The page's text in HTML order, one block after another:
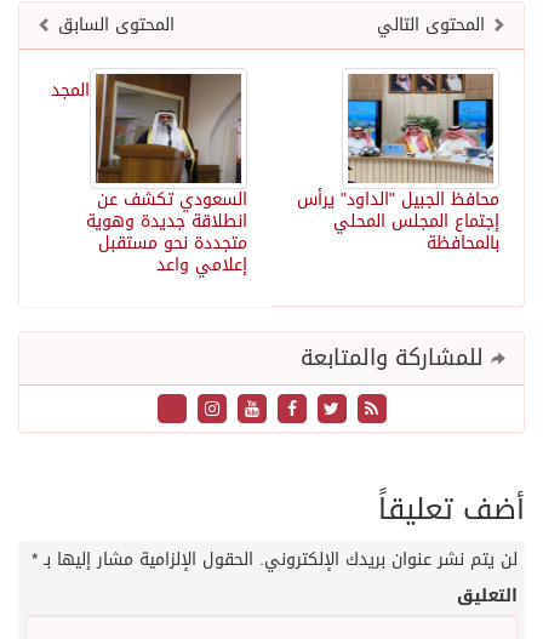
المحتوى السابق
المحتوى التالي
المجد
السعودي تكشف عن
انطلاقة جديدة وهوية
متجددة نحو مستقبل
إعلامي واعد
محافظ الجبيل "الداود" يرأس
إجتماع المجلس المحلي
بالمحافظة
للمشاركة والمتابعة
أضف تعليقاً
لن يتم نشر عنوان بريدك الإلكتروني. الحقول الإلزامية مشار إليها بـ*
التعليق